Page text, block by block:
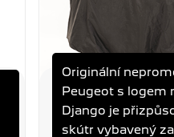
PLACHTA
DJANGO
Originální
Peugeot s logem
Django je
skútr vybavený